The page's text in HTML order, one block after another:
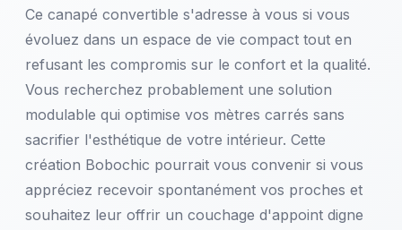
Ce canapé convertible s'adresse à vous si vous
évoluez dans un espace de vie compact tout en
refusant les compromis sur le confort et la qualité.
Vous recherchez probablement une solution
modulable qui optimise vos mètres carrés sans
sacrifier l'esthétique de votre intérieur. Cette
création Bobochic pourrait vous convenir si vous
appréciez recevoir spontanément vos proches et
souhaitez leur offrir un couchage d'appoint digne